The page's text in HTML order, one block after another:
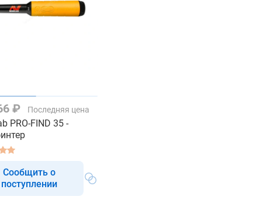
₽ Последняя цена
PRO-FIND 35 -
Сообщить о
поступлении